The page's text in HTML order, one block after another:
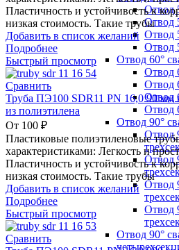
Отвод
Отвод
Отвод
Отвод
Отвод 60°
Отвод
Отвод
Отвод
Отвод
Отвод 90°
Отвод
Отвод
Отвод
Отвод
Отвод 90°
Пластичность и устойчивость к
низкая стоимость. Такие трубы
Добавить в список желаний
Подробнее
Быстрый просмотр
Сравнить
Труба ПЭ100 SDR11 PN 16,0 90 мм
из полиэтилена
От 100 ₽
Пластиковые полиэтиленовые
характеристиками: Легкость и
Пластичность и устойчивость к
низкая стоимость. Такие трубы
Добавить в список желаний
Подробнее
Быстрый просмотр
Сравнить